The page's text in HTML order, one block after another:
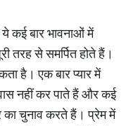
कई बार भावनाओं में
तरह से समर्पित होते हैं।
है। एक बार प्यार में
नहीं कर पाते हैं और कई
का चुनाव करते हैं। प्रेम में